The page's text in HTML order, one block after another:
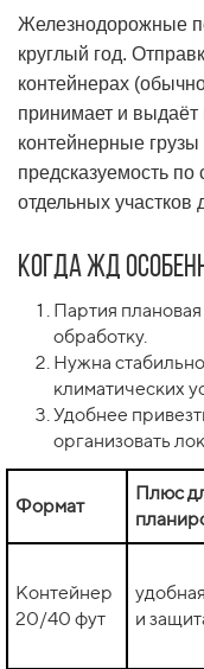
Железнодорожные
круглый год.
контейнерах
принимает и
контейнерные
предсказуемость по
отдельных участков
Когда ЖД
Партия
обработку.
Нужна
климатических
Удобнее
организовать
Формат
Плюс
Контейнер
20/40 фут
и